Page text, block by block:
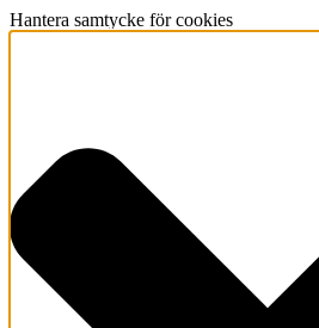
Hantera samtycke för cookies